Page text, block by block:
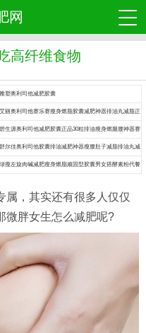
网
高纤维食物
雅塑奥利司他减肥胶囊
艾丽奥利司他赛乐赛瘦身燃脂胶囊减肥神器排油丸减脂正
品药
碧生源奥利司他减肥胶囊正品30粒排油瘦身燃腿腰神器赛
乐赛丸脂药
舒尔佳奥利司他胶囊排油减肥神器瘦腰肚子减脂排油丸减
肥药
绿瘦左旋肉碱减肥瘦身燃脂顽固型胶囊男女搭酵素粉代餐
，其实还有很多人仅仅
微胖女生怎么减肥呢?